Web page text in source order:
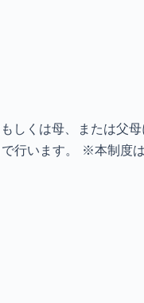
くは母、または父
行います。 ※本制度